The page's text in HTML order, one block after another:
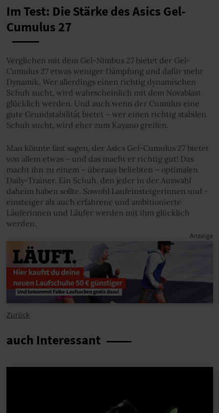
Im Test: Die Stärke des Asics Gel-
Cumulus 27
Verglichen mit dem Gel-Nimbus 27 bietet der Gel-
Cumulus 27 etwas weniger Dämpfung und dafür mehr
Dynamik. Wer allerdings einen richtig dynamischen
Schuh sucht, wird wahrscheinlich mit dem Novablast
glücklich werden. Und auch wenn der Cumulus eine
gute Grundstabilität bietet – wer einen richtig stabilen
Schuh sucht, wird eher zum Kayano greifen.
Man könnte fast sagen, der Asics Gel-Cumulus 27 bietet
von allem etwas – und das macht er richtig gut! Das
macht ihn zu einem – überaus beliebten – optimalen
Daily-Trainer. Ein Schuh, den jeder in der Auswahl
daheim haben sollte. Sowohl Laufeinsteigerinnen und -
einsteiger als auch erfahrene und ambitionierte
Läuferinnen und Läufer werden mit ihm glücklich
werden.
Zurück
auch Interessant